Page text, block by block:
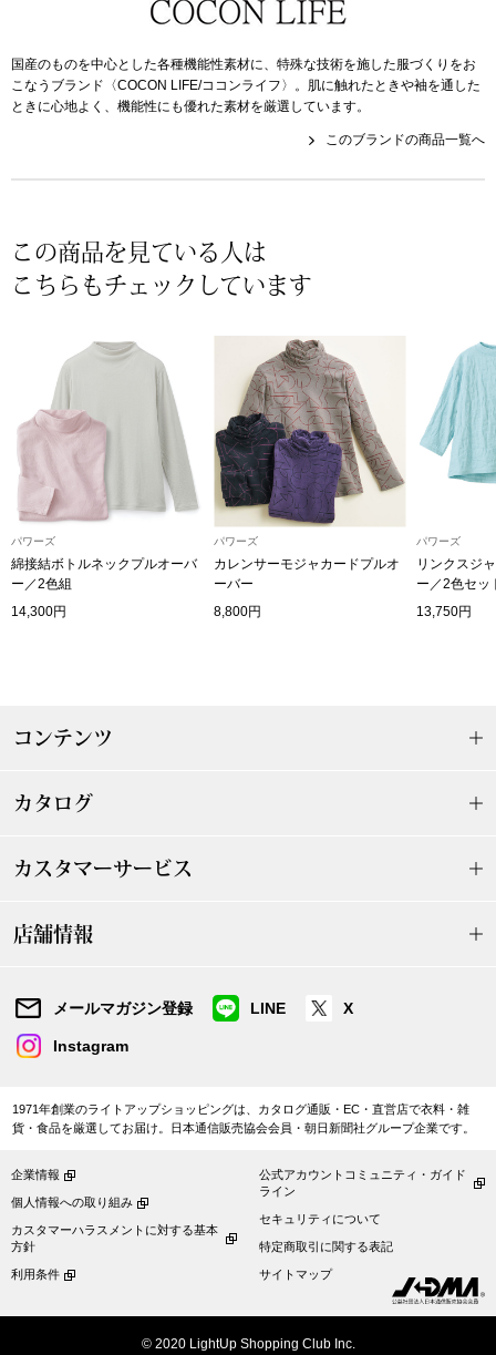
セイコー〉マウリッツハイス美術館公認フェ
ルメールオマージュウオッチ
ランド
集
プ
ス
その他
和装
和装小物
その他
おすすめブラ
ザ･ノース･フ
ヘンリーコッ
おすすめ特集
【特集】Travel
【特集】
国産のものを中心とした各種機能性素材に、特殊な技術を施した服づくりをお
こなうブランド〈COCON LIFE/ココンライフ〉。肌に触れたときや袖を通した
ときに心地よく、機能性にも優れた素材を厳選しています。
このブランドの商品一覧へ
この商品を見ている人は
こちらもチェックしています
パワーズ
綿接結ボトルネックプルオーバ
ー／2色組
14,300円
パワーズ
カレンサーモジャカードプルオ
ーバー
8,800円
パワーズ
リンクスジ
ー／2色セッ
13,750円
コンテンツ
カタログ
カスタマーサービス
店舗情報
メールマガジン登録 LINE X
Instagram
1971年創業のライトアップショッピングは、カタログ通販・EC・直営店で衣料・雑
貨・食品を厳選してお届け。日本通信販売協会会員・朝日新聞社グループ企業です。
企業情報
個人情報への取り組み
カスタマーハラスメントに対する基本
方針
利用条件
公式アカウントコミュニティ・ガイド
ライン
セキュリティについて
特定商取引に関する表記
サイトマップ
© 2020 LightUp Shopping Club Inc.